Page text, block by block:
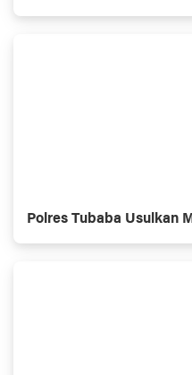
Polres Tubaba Usulkan